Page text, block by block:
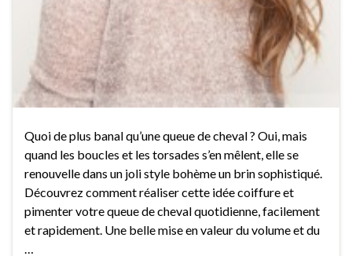
Quoi de plus banal qu’une queue de cheval ? Oui, mais
quand les boucles et les torsades s’en mêlent, elle se
renouvelle dans un joli style bohème un brin sophistiqué.
Découvrez comment réaliser cette idée coiffure et
pimenter votre queue de cheval quotidienne, facilement
et rapidement. Une belle mise en valeur du volume et du